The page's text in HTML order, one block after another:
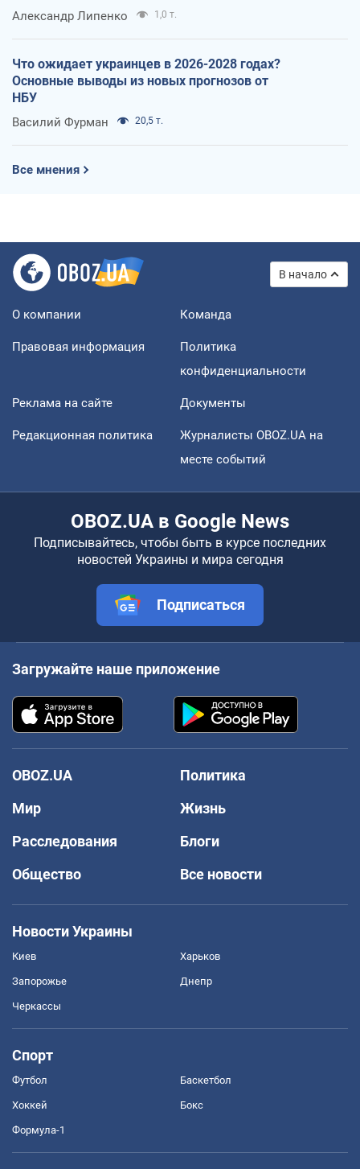
Александр Липенко 1,0 т.
Что ожидает украинцев в 2026-2028 годах?
Основные выводы из новых прогнозов от
НБУ
Василий Фурман 20,5 т.
Все мнения
В начало
О компании Команда
Правовая информация
Политика
конфиденциальности
Реклама на сайте Документы
Редакционная политика
Журналисты OBOZ.UA на
месте событий
OBOZ.UA в Google News
Подписывайтесь, чтобы быть в курсе последних
новостей Украины и мира сегодня
Подписаться
Загружайте наше приложение
OBOZ.UA
Политика
Мир
Жизнь
Расследования
Блоги
Общество
Все новости
Новости Украины
Киев Харьков
Запорожье Днепр
Черкассы
Спорт
Футбол Баскетбол
Хоккей Бокс
Формула-1